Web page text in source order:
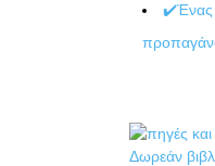
✔️Ένας
Δωρεάν